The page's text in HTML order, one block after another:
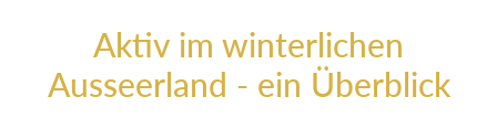
Aktiv im winterlichen
Ausseerland - ein Überblick